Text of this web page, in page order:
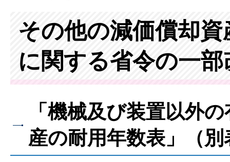
その他の減価償却
に関する省令の一
「機械及び装置以外
産の耐用年数表」（別